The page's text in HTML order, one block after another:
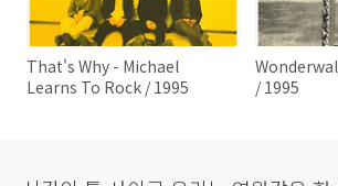
That's Why - Michael
Learns To Rock / 1995
/ 1995